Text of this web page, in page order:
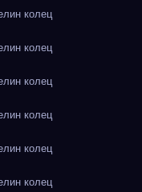
колец
колец
колец
колец
колец
колец